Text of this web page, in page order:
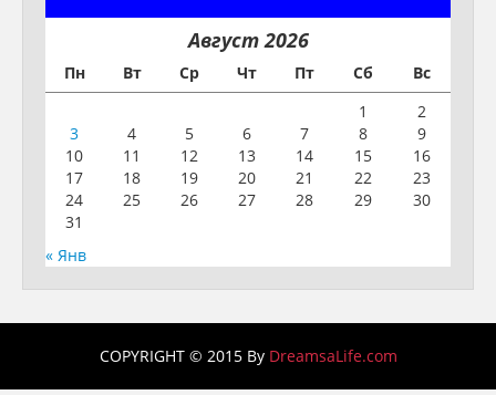
Август 2026
Пн Вт Ср Чт Пт Сб
Вс
1
2
3
4 5 6 7 8
9
10
11 12 13 14 15
16
17
18 19 20 21 22
23
24
25 26 27 28 29
30
31
« Янв
COPYRIGHT © 2015 By DreamsaLife.com